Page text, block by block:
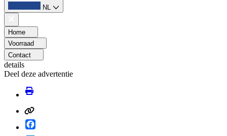
NL
Home
Voorraad
Contact
details
Deel deze advertentie